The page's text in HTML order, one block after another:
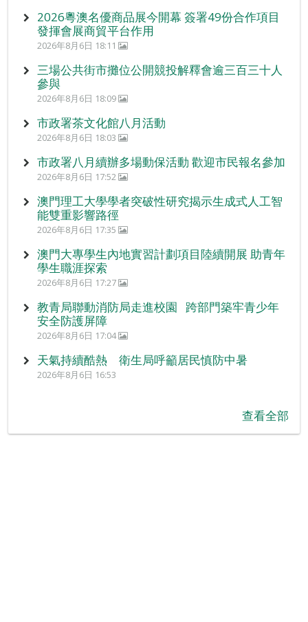
2026粵澳名優商品展今開幕 簽署49份合作項目
發揮會展商貿平台作用
2026年8月6日 18:11
三場公共街市攤位公開競投解釋會逾三百三十人
參與
2026年8月6日 18:09
市政署茶文化館八月活動
2026年8月6日 18:03
市政署八月續辦多場動保活動 歡迎市民報名參加
2026年8月6日 17:52
澳門理工大學學者突破性研究揭示生成式人工智
能雙重影響路徑
2026年8月6日 17:35
澳門大專學生內地實習計劃項目陸續開展 助青年
學生職涯探索
2026年8月6日 17:27
教青局聯動消防局走進校園 跨部門築牢青少年
安全防護屏障
2026年8月6日 17:04
天氣持續酷熱 衛生局呼籲居民慎防中暑
2026年8月6日 16:53
查看全部